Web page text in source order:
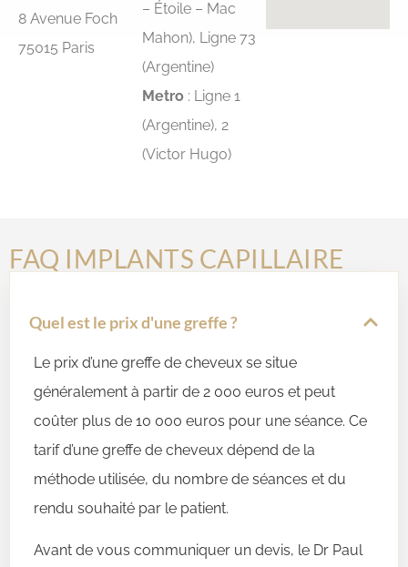
8 Avenue Foch
75015 Paris
– Étoile – Mac
Mahon), Ligne 73
(Argentine)
Metro : Ligne 1
(Argentine), 2
(Victor Hugo)
FAQ IMPLANTS CAPILLAIRE
Quel est le prix d'une greffe ?
Le prix d’une greffe de cheveux se situe
généralement à partir de 2 000 euros et peut
coûter plus de 10 000 euros pour une séance. Ce
tarif d’une greffe de cheveux dépend de la
méthode utilisée, du nombre de séances et du
rendu souhaité par le patient.
Avant de vous communiquer un devis, le Dr Paul